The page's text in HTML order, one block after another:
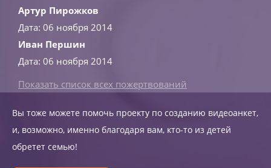
Артур Пирожков
Дата: 06 ноября 2014
Иван Першин
Дата: 06 ноября 2014
Показать список всех пожертвований
Вы тоже можете помочь проекту по созданию видеоанкет,
и, возможно, именно благодаря вам, кто-то из детей
обретет семью!